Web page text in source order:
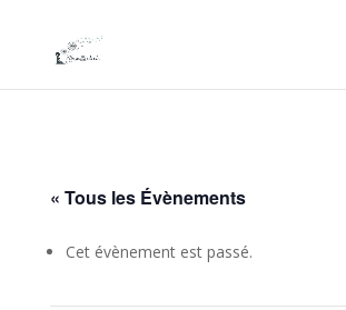
« Tous les Évènements
Cet évènement est passé.